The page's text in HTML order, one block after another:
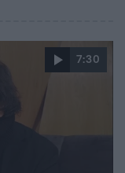
7:30